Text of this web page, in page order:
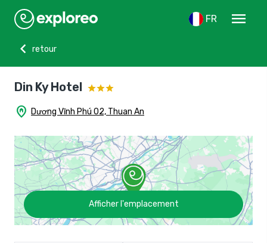
FR
menu
chevron_left
retour
Din Ky Hotel
home_pin Dương Vĩnh Phú 02, Thuan An
Afficher l'emplacement